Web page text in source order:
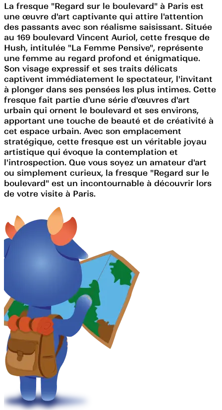
La fresque "Regard sur le boulevard" à Paris est
une œuvre d'art captivante qui attire l'attention
des passants avec son réalisme saisissant. Située
au 169 boulevard Vincent Auriol, cette fresque de
Hush, intitulée "La Femme Pensive", représente
une femme au regard profond et énigmatique.
Son visage expressif et ses traits délicats
captivent immédiatement le spectateur, l'invitant
à plonger dans ses pensées les plus intimes. Cette
fresque fait partie d'une série d'œuvres d'art
urbain qui ornent le boulevard et ses environs,
apportant une touche de beauté et de créativité à
cet espace urbain. Avec son emplacement
stratégique, cette fresque est un véritable joyau
artistique qui évoque la contemplation et
l'introspection. Que vous soyez un amateur d'art
ou simplement curieux, la fresque "Regard sur le
boulevard" est un incontournable à découvrir lors
de votre visite à Paris.